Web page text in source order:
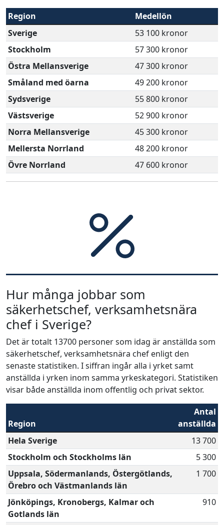
Region
Medellön
Sverige
53 100 kronor
Stockholm
57 300 kronor
Östra Mellansverige
47 300 kronor
Småland med öarna
49 200 kronor
Sydsverige
55 800 kronor
Västsverige
52 900 kronor
Norra Mellansverige
45 300 kronor
Mellersta Norrland
48 200 kronor
Övre Norrland
47 600 kronor
Hur många jobbar som
säkerhetschef, verksamhetsnära
chef i Sverige?
Det är totalt 13700 personer som idag är anställda som
säkerhetschef, verksamhetsnära chef enligt den
senaste statistiken. I siffran ingår alla i yrket samt
anställda i yrken inom samma yrkeskategori. Statistiken
visar både anställda inom offentlig och privat sektor.
Region
Antal
anställda
Hela Sverige
13 700
Stockholm och Stockholms län
5 300
Uppsala, Södermanlands, Östergötlands,
Örebro och Västmanlands län
1 700
Jönköpings, Kronobergs, Kalmar och
Gotlands län
910